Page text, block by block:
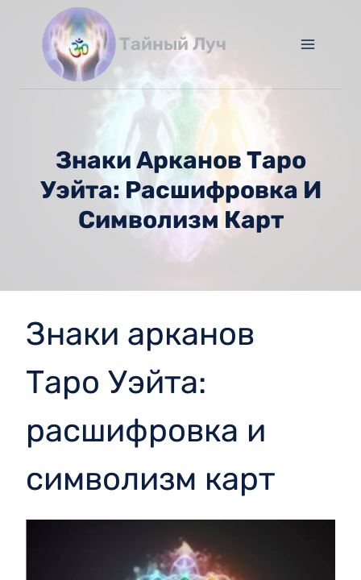
содержимому
Тайный Луч
Знаки Арканов Таро
Уэйта: Расшифровка И
Символизм Карт
Знаки арканов
Таро Уэйта:
расшифровка и
символизм карт